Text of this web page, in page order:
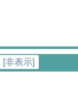
[非表示]